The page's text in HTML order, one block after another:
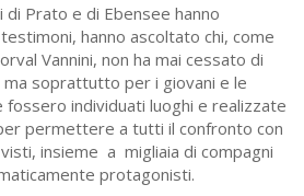
di Prato e di Ebensee hanno
hanno ascoltato chi, come
Vannini, non ha mai cessato di
soprattutto per i giovani e le
fossero individuati luoghi e realizzate
permettere a tutti il confronto con
insieme a migliaia di compagni
protagonisti.